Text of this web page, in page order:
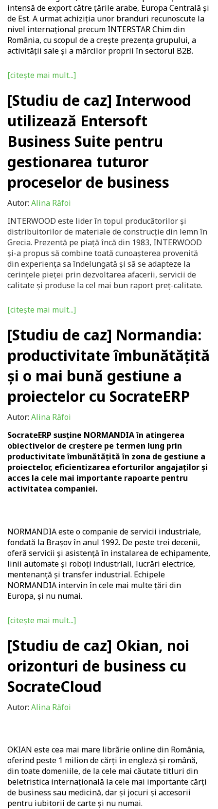
intensă de export către țările arabe, Europa Centrală și
de Est. A urmat achiziția unor branduri recunoscute la
nivel internațional precum INTERSTAR Chim din
România, cu scopul de a crește prezența grupului, a
activității sale și a mărcilor proprii în sectorul B2B.
[citește mai mult...]
[Studiu de caz] Interwood
utilizează Entersoft
Business Suite pentru
gestionarea tuturor
proceselor de business
Autor: Alina Răfoi
INTERWOOD este lider în topul producătorilor și
distribuitorilor de materiale de construcție din lemn în
Grecia. Prezentă pe piață încă din 1983, INTERWOOD
și-a propus să combine toată cunoașterea provenită
din experiența sa îndelungată și să se adapteze la
cerințele pieței prin dezvoltarea afacerii, servicii de
calitate și produse la cel mai bun raport preț-calitate.
[citește mai mult...]
[Studiu de caz] Normandia:
productivitate îmbunătățită
și o mai bună gestiune a
proiectelor cu SocrateERP
Autor: Alina Răfoi
SocrateERP susține NORMANDIA în atingerea
obiectivelor de creștere pe termen lung prin
productivitate îmbunătățită în zona de gestiune a
proiectelor, eficientizarea eforturilor angajaților și
acces la cele mai importante rapoarte pentru
activitatea companiei.
NORMANDIA este o companie de servicii industriale,
fondată la Brașov în anul 1992. De peste trei decenii,
oferă servicii și asistență în instalarea de echipamente,
linii automate și roboți industriali, lucrări electrice,
mentenanță și transfer industrial. Echipele
NORMANDIA intervin în cele mai multe țări din
Europa, și nu numai.
[citește mai mult...]
[Studiu de caz] Okian, noi
orizonturi de business cu
SocrateCloud
Autor: Alina Răfoi
OKIAN este cea mai mare librărie online din România,
oferind peste 1 milion de cărți în engleză și română,
din toate domeniile, de la cele mai căutate titluri din
beletristica internațională la cele mai importante cărți
de business sau medicină, dar și jocuri și accesorii
pentru iubitorii de carte și nu numai.